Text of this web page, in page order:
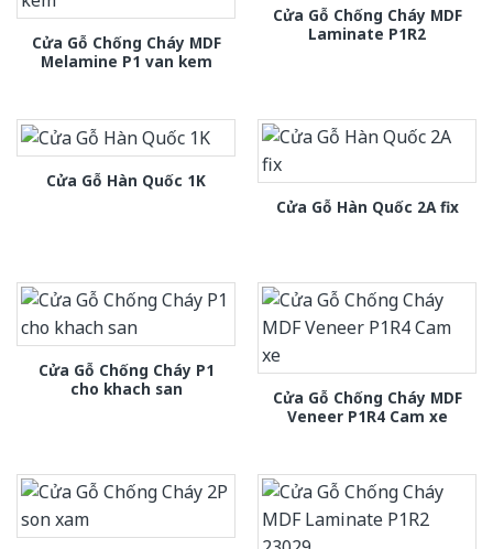
Cửa Gỗ Chống Cháy MDF
Melamine P1 van kem
Cửa Gỗ Chống Cháy MDF
Laminate P1R2
Cửa Gỗ Hàn Quốc 1K
Cửa Gỗ Hàn Quốc 2A fix
Cửa Gỗ Chống Cháy P1
cho khach san
Cửa Gỗ Chống Cháy MDF
Veneer P1R4 Cam xe